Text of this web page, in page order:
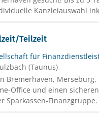
Kanzleiauswahl
Teilzeit
für
(Taunus)
Bremerhaven,
Office und einen
Sparkassen-Finanzgruppe.